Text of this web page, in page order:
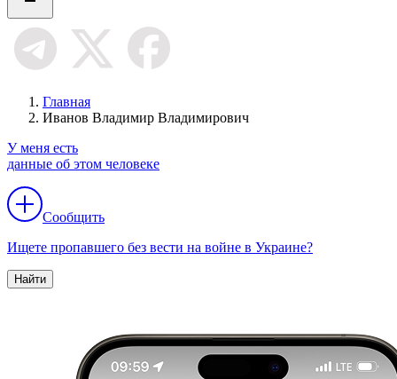
Главная
Иванов Владимир Владимирович
У меня есть
данные об этом человеке
Сообщить
Ищете пропавшего без вести на войне в Украине?
Найти